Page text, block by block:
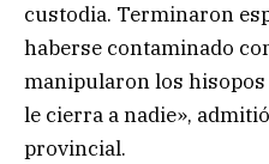
custodia. Terminaron
haberse contaminado
manipularon los hisopos
le cierra a nadie»,
provincial.